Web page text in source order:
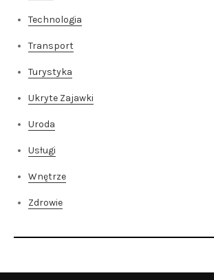
Technologia
Transport
Turystyka
Ukryte Zajawki
Uroda
Usługi
Wnętrze
Zdrowie